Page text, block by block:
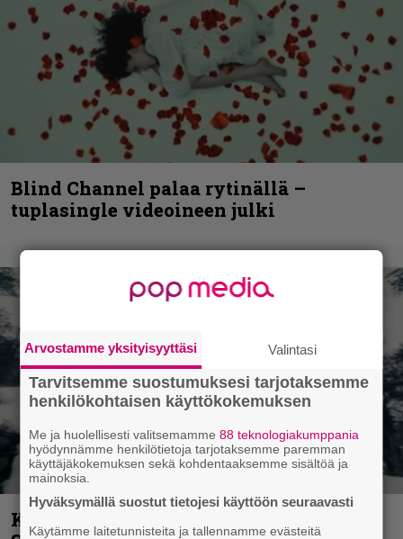
Blind Channel palaa rytinällä –
tuplasingle videoineen julki
Kunnianosoitus hyiselle Pohjolalle –
Arvostamme yksityisyyttäsi Valintasi
Tarvitsemme suostumuksesi tarjotaksemme
henkilökohtaisen käyttökokemuksen
Me ja huolellisesti valitsemamme88 teknologiakumppania
hyödynnämme henkilötietoja tarjotaksemme paremman
käyttäjäkokemuksen sekä kohdentaaksemme sisältöä ja
mainoksia.
Hyväksymällä suostut tietojesi käyttöön seuraavasti
Käytämme laitetunnisteita ja tallennamme evästeitä